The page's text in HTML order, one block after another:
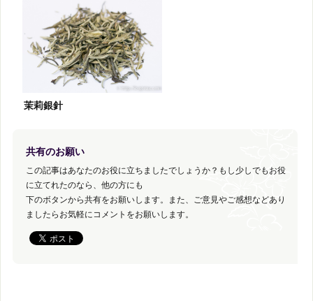
茉莉銀針
共有のお願い
この記事はあなたのお役に立ちましたでしょうか？もし少しでもお役
に立てれたのなら、他の方にも
下のボタンから共有をお願いします。また、ご意見やご感想などあり
ましたらお気軽にコメントをお願いします。